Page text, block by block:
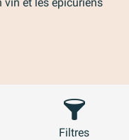
Filtres